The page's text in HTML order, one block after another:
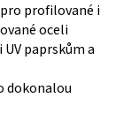
profilované i
oceli
paprskům a
dokonalou